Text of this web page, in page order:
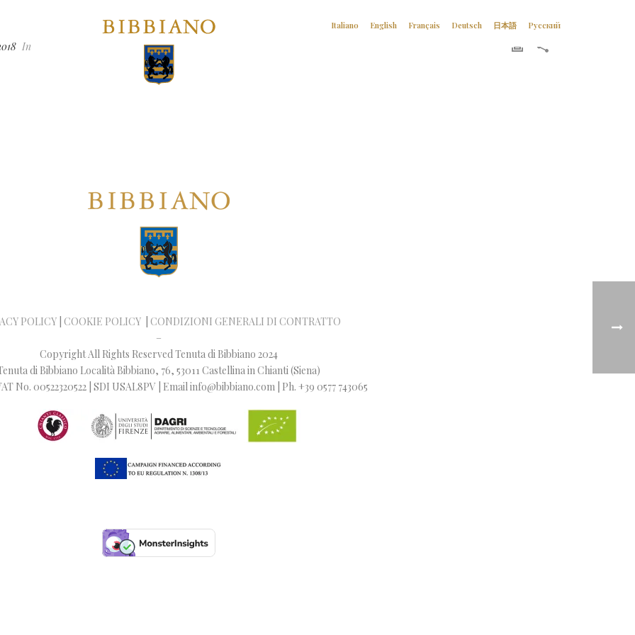
Italiano English Français Deutsch 日本語 Русский
In
POLICY| COOKIE POLICY
CONDIZIONI GENERALI DI CONTRATTO
–
Copyright All Rights Reserved Tenuta di Bibbiano 2024
di Bibbiano Località Bibbiano, 76, 53011 Castellina in Chianti (Siena)
No. 00522320522 | SDI USAL8PV | Email info@bibbiano.com | Ph. +39 0577 743065